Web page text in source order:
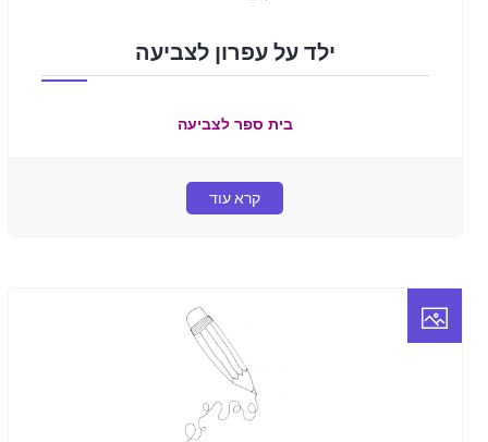
ילד על עפרון לצביעה
בית ספר לצביעה
קרא עוד